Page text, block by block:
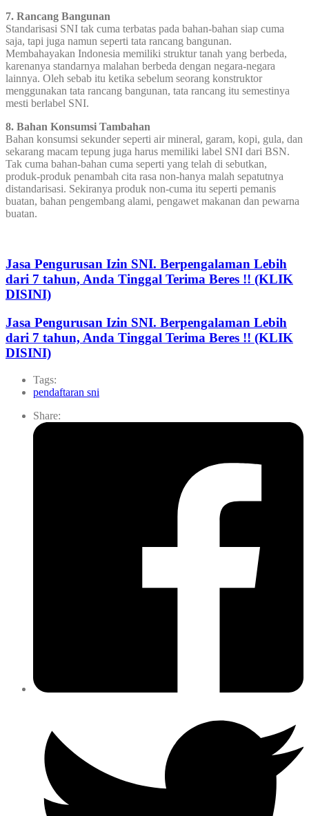
7. Rancang Bangunan
Standarisasi SNI tak cuma terbatas pada bahan-bahan siap cuma
saja, tapi juga namun seperti tata rancang bangunan.
Membahayakan Indonesia memiliki struktur tanah yang berbeda,
karenanya standarnya malahan berbeda dengan negara-negara
lainnya. Oleh sebab itu ketika sebelum seorang konstruktor
menggunakan tata rancang bangunan, tata rancang itu semestinya
mesti berlabel SNI.
8. Bahan Konsumsi Tambahan
Bahan konsumsi sekunder seperti air mineral, garam, kopi, gula, dan
sekarang macam tepung juga harus memiliki label SNI dari BSN.
Tak cuma bahan-bahan cuma seperti yang telah di sebutkan,
produk-produk penambah cita rasa non-hanya malah sepatutnya
distandarisasi. Sekiranya produk non-cuma itu seperti pemanis
buatan, bahan pengembang alami, pengawet makanan dan pewarna
buatan.
Jasa Pengurusan Izin SNI. Berpengalaman Lebih
dari 7 tahun, Anda Tinggal Terima Beres !! (KLIK
DISINI)
Jasa Pengurusan Izin SNI. Berpengalaman Lebih
dari 7 tahun, Anda Tinggal Terima Beres !! (KLIK
DISINI)
Tags:
pendaftaran sni
Share: